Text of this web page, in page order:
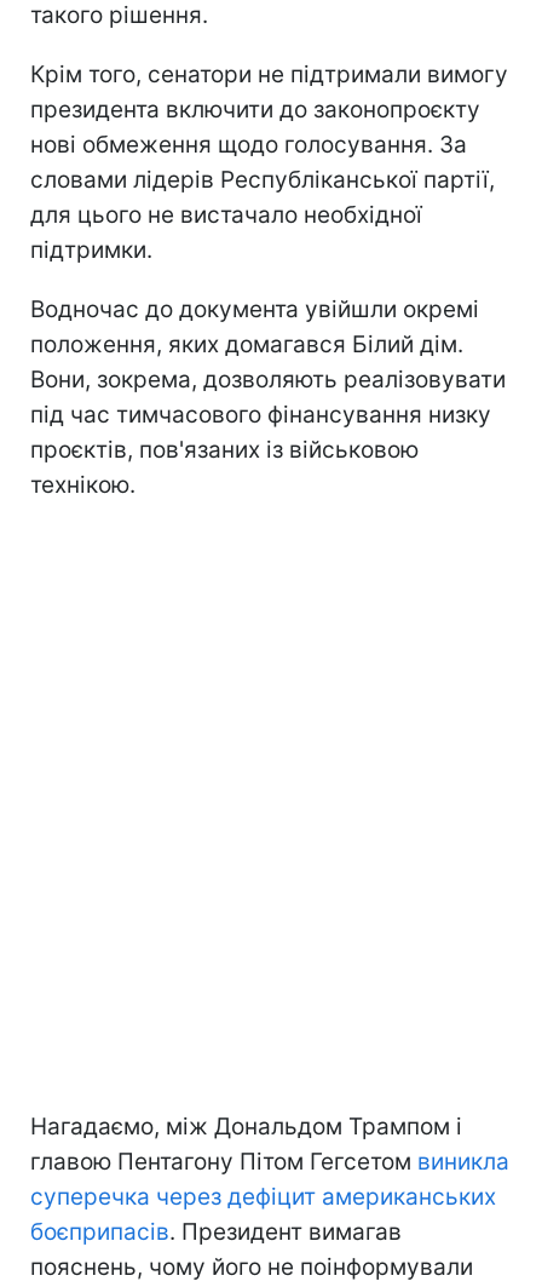
такого рішення.
Крім того, сенатори не підтримали вимогу
президента включити до законопроєкту
нові обмеження щодо голосування. За
словами лідерів Республіканської партії,
для цього не вистачало необхідної
підтримки.
Водночас до документа увійшли окремі
положення, яких домагався Білий дім.
Вони, зокрема, дозволяють реалізовувати
під час тимчасового фінансування низку
проєктів, пов'язаних із військовою
технікою.
Нагадаємо, між Дональдом Трампом і
главою Пентагону Пітом Гегсетом виникла
суперечка через дефіцит американських
боєприпасів. Президент вимагав
пояснень, чому його не поінформували